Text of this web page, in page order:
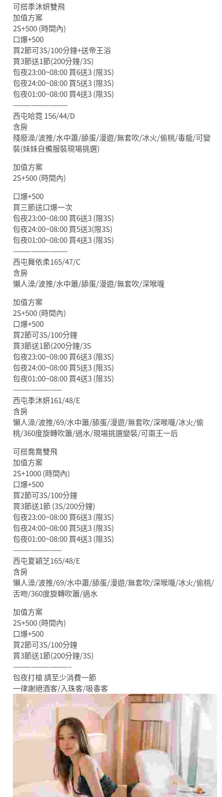
可搭季沐妍雙飛
加值方案
2S+500 (時間內)
口爆+500
買2節可3S/100分鐘+送帝王浴
買3節送1節(200分鐘/3S)
包夜23:00~08:00 買6送3 (限3S)
包夜24:00~08:00 買5送3 (限3S)
包夜01:00~08:00 買4送3 (限3S)
—————————
西屯哈霓 156/44/D
含房
殘廢澡/波推/水中蕭/舔蛋/漫遊/無套吹/冰火/偷桃/毒龍/可變
裝(妹妹自備服裝現場挑選)
加值方案
2S+500 (時間內)
口爆+500
買三節送口爆一次
包夜23:00~08:00 買6送3 (限3S)
包夜24:00~08:00 買5送3(限3S)
包夜01:00~08:00 買4送3 (限3S)
—————————
西屯舞依柔165/47/C
含房
懶人澡/波推/水中簫/舔蛋/漫遊/無套吹/深喉嚨
加值方案
2S+500 (時間內)
口爆+500
買2節可3S/100分鐘
買3節送1節(200分鐘/3S
包夜23:00~08:00 買6送3 (限3S)
包夜24:00~08:00 買5送3 (限3S)
包夜01:00~08:00 買4送3 (限3S)
————————
西屯季沐妍161/48/E
含房
懶人澡/波推/69/水中簫/舔蛋/漫遊/無套吹/深喉嚨/冰火/偷
桃/360度旋轉吹簫/過水/現場挑選變裝/可兩王一后
可搭喬喬雙飛
加值方案
2S+1000 (時間內)
口爆+500
買2節可3S/100分鐘
買3節送1節 (3S/200分鐘)
包夜23:00~08:00 買6送3 (限3S)
包夜24:00~08:00 買5送3 (限3S)
包夜01:00~08:00 買4送3 (限3S)
————————
西屯夏穎芝165/48/E
含房
懶人澡/波推/69/水中蕭/舔蛋/漫遊/無套吹/深喉嚨/冰火/偷桃/
舌吻/360度旋轉吹簫/過水
加值方案
2S+500 (時間內)
口爆+500
買2節可3S/100分鐘
買3節送1節(200分鐘/3S)
—————————–
包夜打槍 請至少消費一節
一律謝絕酒客/入珠客/吸毒客